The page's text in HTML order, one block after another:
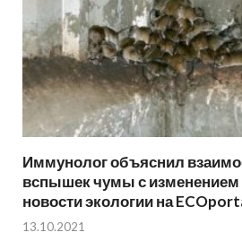
Иммунолог объяснил
вспышек чумы с изменением
новости экологии на
13.10.2021